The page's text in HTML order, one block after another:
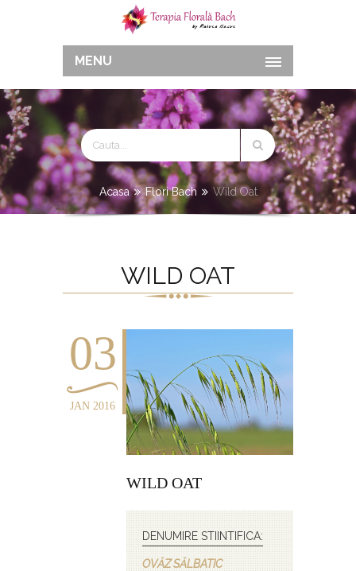
MENU
Acasa Flori Bach Wild Oat
WILD OAT
03
JAN 2016
WILD OAT
DENUMIRE STIINTIFICA:
OVĂZ SĂLBATIC